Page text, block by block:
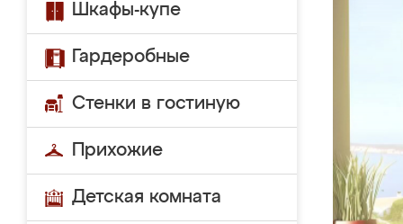
Шкафы-купе
Гардеробные
Стенки в гостиную
Прихожие
Детская комната